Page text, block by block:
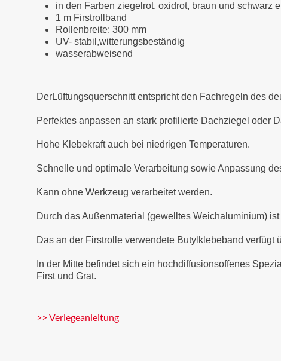
in den Farben ziegelrot, oxidrot, braun und schwarz
1 m Firstrollband
Rollenbreite: 300 mm
UV- stabil,witterungsbeständig
wasserabweisend
DerLüftungsquerschnitt entspricht den Fachregeln des
Perfektes anpassen an stark profilierte Dachziegel oder
Hohe Klebekraft auch bei niedrigen Temperaturen.
Schnelle und optimale Verarbeitung sowie Anpassung
Kann ohne Werkzeug verarbeitet werden.
Durch das Außenmaterial (gewelltes Weichaluminium)
Das an der Firstrolle verwendete Butylklebeband
In der Mitte befindet sich ein hochdiffusionsoffenes
First und Grat.
>> Verlegeanleitung